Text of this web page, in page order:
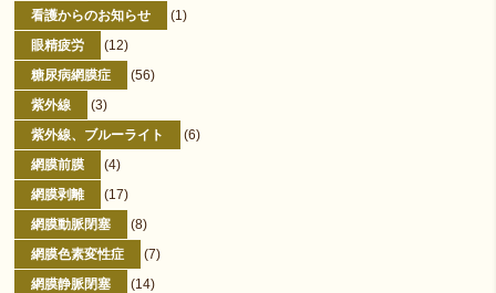
看護からのお知らせ
(1)
眼精疲労
(12)
糖尿病網膜症
(56)
紫外線
(3)
紫外線、ブルーライト
(6)
網膜前膜
(4)
網膜剥離
(17)
網膜動脈閉塞
(8)
網膜色素変性症
(7)
網膜静脈閉塞
(14)